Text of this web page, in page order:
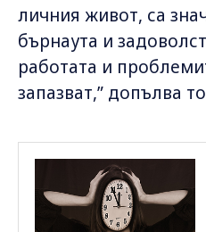
личния живот, са
бърнаута и
работата и
запазват,” допълва